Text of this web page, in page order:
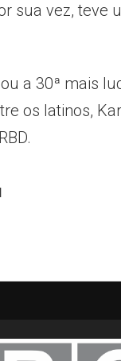
sua vez, teve
a 30ª mais
os latinos,